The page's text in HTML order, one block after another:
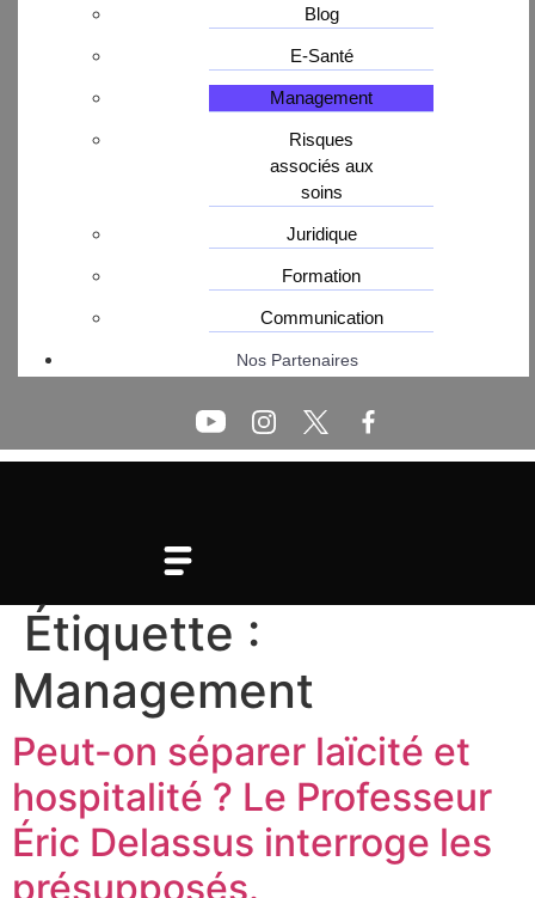
Blog
E-Santé
Management
Risques
associés aux
soins
Juridique
Formation
Communication
Nos Partenaires
Étiquette :
Management
Peut-on séparer laïcité et
hospitalité ? Le Professeur
Éric Delassus interroge les
présupposés.